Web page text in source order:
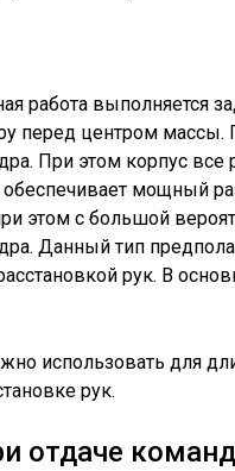
работа выполняется
перед центром массы.
При этом корпус все
мощный
этом с большой
Данный тип
рук. В
использовать для
рук.
отдаче